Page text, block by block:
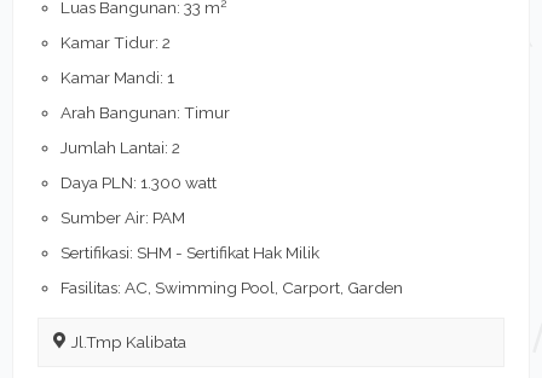
Luas Bangunan: 33 m
Kamar Tidur: 2
Kamar Mandi: 1
Arah Bangunan: Timur
Jumlah Lantai: 2
Daya PLN: 1.300 watt
Sumber Air: PAM
Sertifikasi: SHM - Sertifikat Hak Milik
Fasilitas: AC, Swimming Pool, Carport, Garden
Jl.Tmp Kalibata